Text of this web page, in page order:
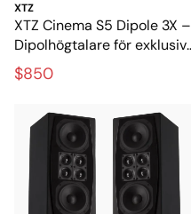
XTZ
XTZ Cinema S5 Dipole 3X –
Dipolhögtalare för exklusiv
hemmabio
$850